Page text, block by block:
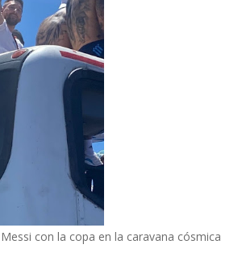
con la copa en la caravana cósmica